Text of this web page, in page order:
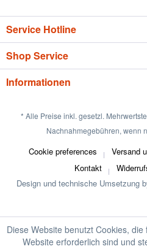
Service Hotline
Shop Service
Informationen
* Alle Preise inkl. gesetzl.
Nachnahmegebühren, wenn
Cookie preferences
Versand
Kontakt
Design und technische Umsetzung
Diese Website benutzt Cookies,
Website erforderlich sind und